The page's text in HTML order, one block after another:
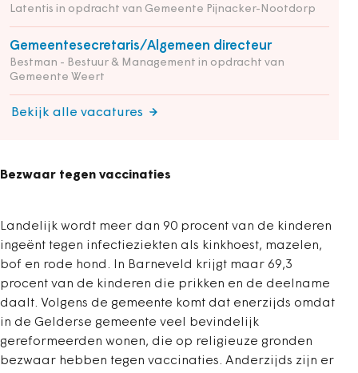
Latentis in opdracht van Gemeente Pijnacker-Nootdorp
Gemeentesecretaris/Algemeen directeur
Bestman - Bestuur & Management in opdracht van
Gemeente Weert
Bekijk alle vacatures
Bezwaar tegen vaccinaties
Landelijk wordt meer dan 90 procent van de kinderen
ingeënt tegen infectieziekten als kinkhoest, mazelen,
bof en rode hond. In Barneveld krijgt maar 69,3
procent van de kinderen die prikken en de deelname
daalt. Volgens de gemeente komt dat enerzijds omdat
in de Gelderse gemeente veel bevindelijk
gereformeerden wonen, die op religieuze gronden
bezwaar hebben tegen vaccinaties. Anderzijds zijn er